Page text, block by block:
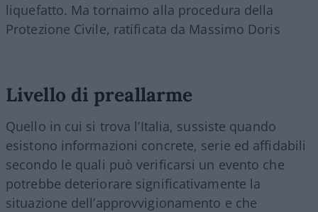
liquefatto. Ma tornaimo alla procedura della
Protezione Civile, ratificata da Massimo Doris
Livello di preallarme
Quello in cui si trova l’Italia, sussiste quando
esistono informazioni concrete, serie ed affidabili
secondo le quali può verificarsi un evento che
potrebbe deteriorare significativamente la
situazione dell’approvvigionamento e che